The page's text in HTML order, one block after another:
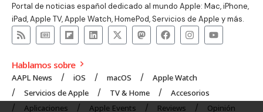
Portal de noticias español dedicado al mundo Apple: Mac, iPhone,
iPad, Apple TV, Apple Watch, HomePod, Servicios de Apple y más.
Hablamos sobre
AAPL News iOS macOS
Apple Watch
Servicios de Apple
TV & Home
Accesorios
Aplicaciones
Apple Events Reviews Opinión